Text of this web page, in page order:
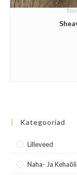
Kategooriad
Lilleveed
Naha- Ja